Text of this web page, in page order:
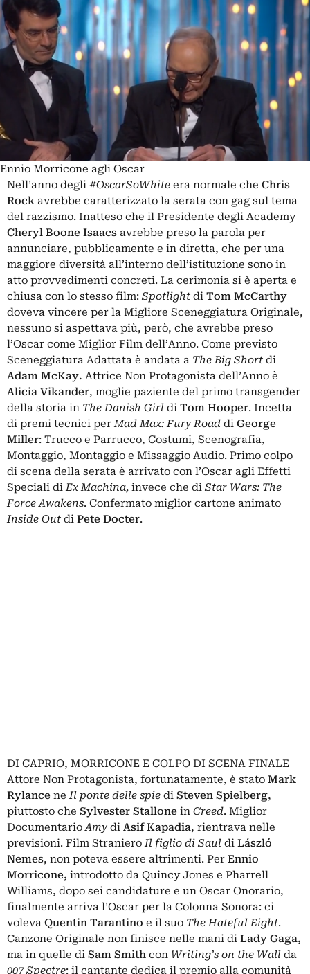
Ennio Morricone agli Oscar
Nell’anno degli #OscarSoWhite era normale che Chris
Rock avrebbe caratterizzato la serata con gag sul tema
del razzismo. Inatteso che il Presidente degli Academy
Cheryl Boone Isaacs avrebbe preso la parola per
annunciare, pubblicamente e in diretta, che per una
maggiore diversità all’interno dell’istituzione sono in
atto provvedimenti concreti. La cerimonia si è aperta e
chiusa con lo stesso film: Spotlight di Tom McCarthy
doveva vincere per la Migliore Sceneggiatura Originale,
nessuno si aspettava più, però, che avrebbe preso
l’Oscar come Miglior Film dell’Anno. Come previsto
Sceneggiatura Adattata è andata a The Big Short di
Adam McKay. Attrice Non Protagonista dell’Anno è
Alicia Vikander, moglie paziente del primo transgender
della storia in The Danish Girl di Tom Hooper. Incetta
di premi tecnici perMad Max: Fury Road di George
Miller: Trucco e Parrucco, Costumi, Scenografia,
Montaggio, Montaggio e Missaggio Audio. Primo colpo
di scena della serata è arrivato con l’Oscar agli Effetti
Speciali diEx Machina, invece che di Star Wars: The
Force Awakens. Confermato miglior cartone animato
Inside Out di Pete Docter.
DI CAPRIO, MORRICONE E COLPO DI SCENA FINALE
Attore Non Protagonista, fortunatamente, è stato Mark
Rylance neIl ponte delle spie di Steven Spielberg,
piuttosto che Sylvester Stallone in Creed. Miglior
DocumentarioAmy di Asif Kapadia, rientrava nelle
previsioni. Film StranieroIl figlio di Saul di László
Nemes, non poteva essere altrimenti. Per Ennio
Morricone, introdotto da Quincy Jones e Pharrell
Williams, dopo sei candidature e un Oscar Onorario,
finalmente arriva l’Oscar per la Colonna Sonora: ci
voleva Quentin Tarantino e il suo The Hateful Eight.
Canzone Originale non finisce nelle mani di Lady Gaga,
ma in quelle di Sam Smith con Writing’s on the Wall da
007 Spectre: il cantante dedica il premio alla comunità